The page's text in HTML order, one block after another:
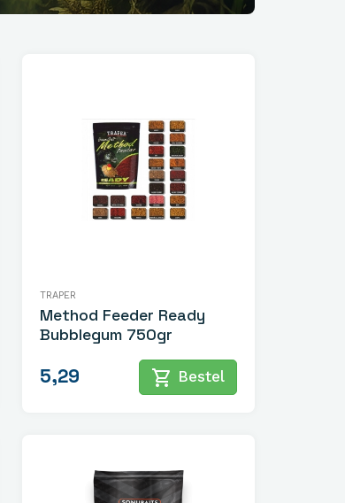
TRAPER
Method Feeder Ready
Bubblegum 750gr
5,29 shopping_cart Bestel